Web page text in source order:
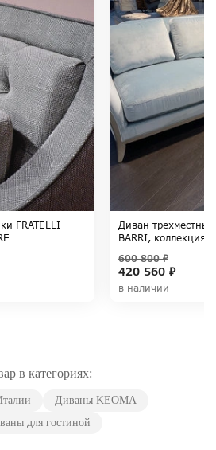
FRATELLI
Диван
BARRI, коллекция
420 560 ₽
600 800 ₽
в наличии
в категориях:
Диваны KEOMA
для гостиной